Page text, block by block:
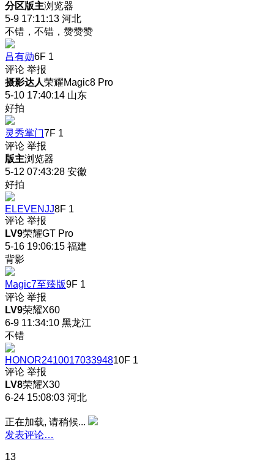
分区版主浏览器
5-9 17:11:13 河北
不错，不错，赞赞赞
吕有勋6F 1
评论 举报
摄影达人荣耀Magic8 Pro
5-10 17:40:14 山东
好拍
灵秀掌门7F 1
评论 举报
版主浏览器
5-12 07:43:28 安徽
好拍
ELEVENJJ8F 1
评论 举报
LV9荣耀GT Pro
5-16 19:06:15 福建
背影
Magic7至臻版9F 1
评论 举报
LV9荣耀X60
6-9 11:34:10 黑龙江
不错
HONOR241001703394810F 1
评论 举报
LV8荣耀X30
6-24 15:08:03 河北
正在加载, 请稍候...
发表评论…
13